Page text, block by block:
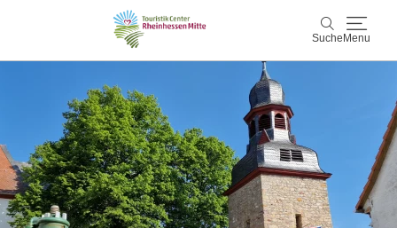
Suche Menu
Rheinhessen Mitte
Aktiv & Natur
Wein & Genuss